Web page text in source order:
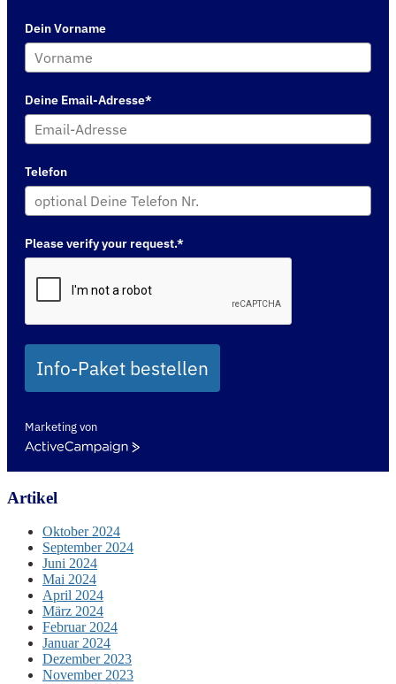
Dein Vorname
Deine Email-Adresse*
Telefon
Please verify your request.*
Info-Paket bestellen
Marketing von
ActiveCampaign
Artikel
Oktober 2024
September 2024
Juni 2024
Mai 2024
April 2024
März 2024
Februar 2024
Januar 2024
Dezember 2023
November 2023